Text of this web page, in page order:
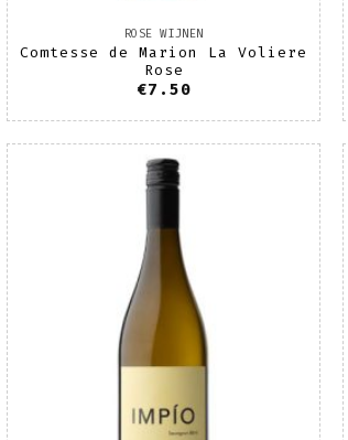
ROSE WIJNEN
Comtesse de Marion La Voliere
Rose
€7.50